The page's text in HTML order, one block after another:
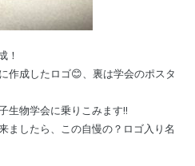
！
作成したロゴ😊、裏は学会のポスタ
生物学会に乗りこみます‼️
ましたら、この自慢の？ロゴ入り名